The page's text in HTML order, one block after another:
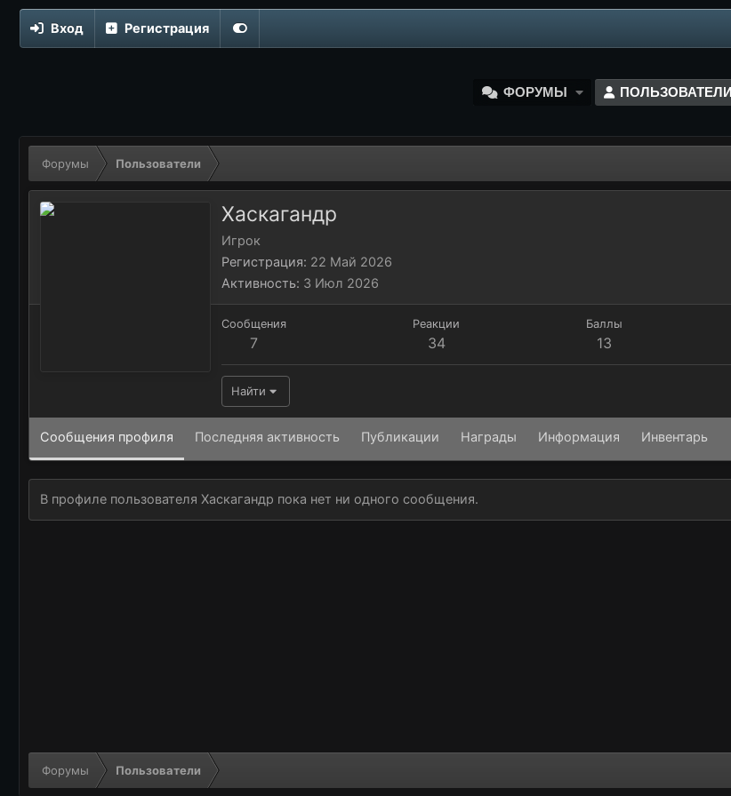
Вход Регистрация
ФОРУМЫ ПОЛЬЗОВАТЕЛИ
Форумы Пользователи
Хаскагандр
Игрок
Регистрация 22 Май 2026
Активность 3 Июл 2026
Сообщения
7
Реакции
34
Баллы
13
Найти
Сообщения профиля Последняя активность Публикации Награды Информация Инвентарь
В профиле пользователя Хаскагандр пока нет ни одного сообщения.
Форумы Пользователи